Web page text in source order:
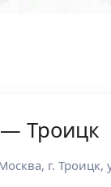
Троицк
, г. Троицк,